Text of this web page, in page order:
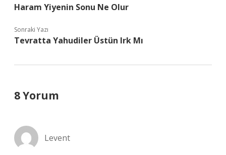
Haram Yiyenin Sonu Ne Olur
Sonraki Yazı
Tevratta Yahudiler Üstün Irk Mı
8 Yorum
Levent